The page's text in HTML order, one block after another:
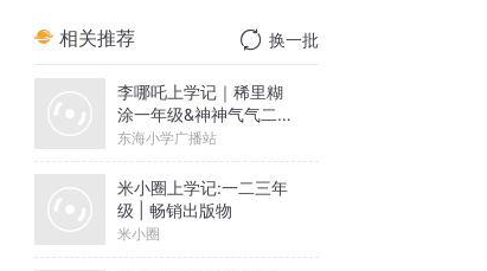
相关推荐 换一批
李哪吒上学记｜稀里糊
涂一年级&神神气气二年
级
东海小学广播站
米小圈上学记:一二三年
级 | 畅销出版物
米小圈